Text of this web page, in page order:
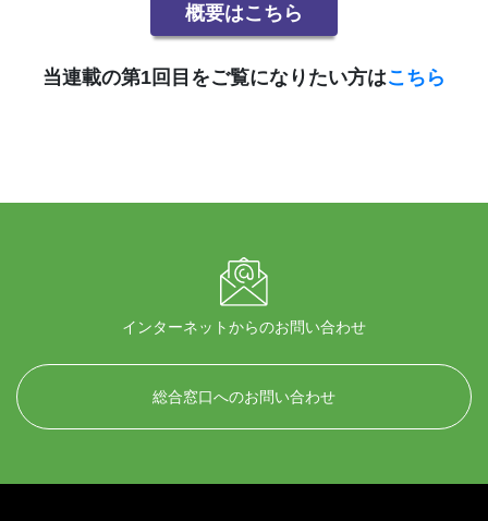
概要はこちら
当連載の第1回目をご覧になりたい方はこちら
インターネットからのお問い合わせ
総合窓口へのお問い合わせ